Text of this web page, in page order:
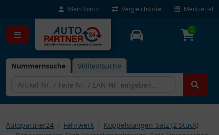
Mein Konto Vergleichsliste Merkzettel
Nummernsuche Volltextsuche
0
Autopartner24 Fahrwerk
Koppelstangen-Satz (2 Stück)